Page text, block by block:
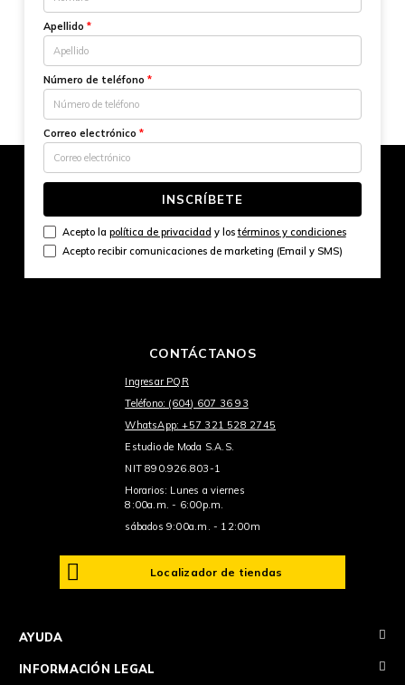
Apellido *
Número de teléfono *
Correo electrónico *
INSCRÍBETE
Acepto la política de privacidad y lostérminos y condiciones
Acepto recibir comunicaciones de marketing (Email y SMS)
CONTÁCTANOS
Ingresar PQR
Teléfono: (604) 607 36 93
WhatsApp: +57 321 528 2745
Estudio de Moda S.A.S.
NIT 890.926.803-1
Horarios: Lunes a viernes
8:00a.m. - 6:00p.m.
sábados 9:00a.m. - 12:00m
Localizador de tiendas
AYUDA +
INFORMACIÓN LEGAL +